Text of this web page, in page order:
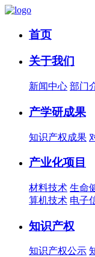
首页
关于我们
新闻中心 部门
产学研成果
知识产权成果
产业化项目
材料技术 生命
算机技术 电子
知识产权
知识产权公示